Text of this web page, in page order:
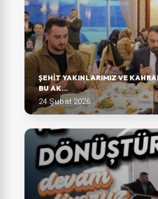
ŞEHIT YAKINLARIMIZ VE
BU AK...
24 Şubat 2026